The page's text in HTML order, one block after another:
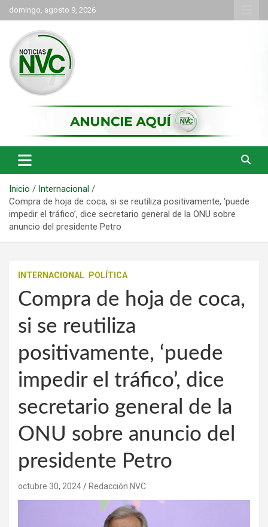
Saltar
al
contenido
domingo, agosto 9, 2026
NVC Noticias
Inicio
Internacional
Compra de hoja de coca, si se reutiliza positivamente, ‘puede
impedir el tráfico’, dice secretario general de la ONU sobre
anuncio del presidente Petro
INTERNACIONAL POLÍTICA
Compra de hoja de coca,
si se reutiliza
positivamente, ‘puede
impedir el tráfico’, dice
secretario general de la
ONU sobre anuncio del
presidente Petro
octubre 30, 2024 Redacción NVC